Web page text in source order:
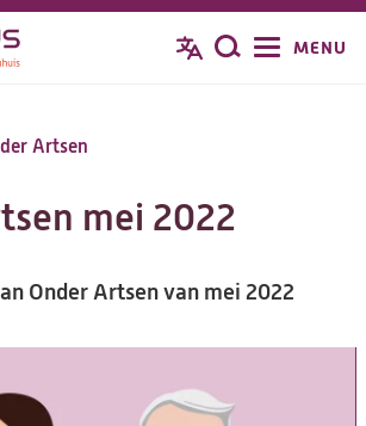
Zoeken
MENU
Artsen
mei 2022
Onder Artsen van mei 2022